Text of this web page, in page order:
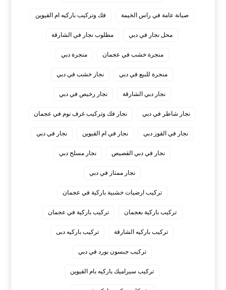
صيانة عامة في راس الخيمة فك وتركيب باركيه ام القيوين
محل نجار في دبي مطلوب نجار في الشارقة
منجرة خشب في عجمان منجرة دبي
منجرة للبيع في دبي نجار خشب في دبي
نجار دبي الشارقة نجار رخيص في دبي
نجار شاطر في دبي نجار فك وتركيب غرف نوم في عجمان
نجار في القوز دبي نجار في ام القيوين نجار في دبي
نجار في دبي القصيص نجار مسلح دبي
نجار ممتاز في دبي
‏تركيب ارضيات خشبية باركية في عجمان
‏تركيب باركية بعجمان ‏تركيب باركية في عجمان
‏تركيب باركيه الشارقة ‏تركيب باركيه دبى
‏تركيب جبسون بورد في دبي
‏تركيب سيراميك باركيه بام القيوين